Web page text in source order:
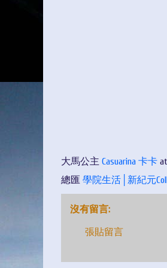
大馬公主 Casuarina 卡卡 at
總匯 學院生活│新紀元
沒有留言:
張貼留言